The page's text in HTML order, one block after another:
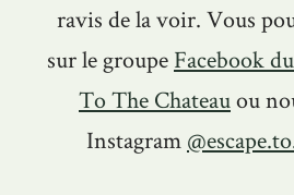
ravis de la voir. Vous
sur le groupe Facebook
To The Chateauou
Instagram